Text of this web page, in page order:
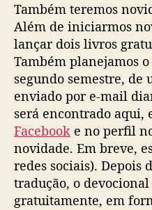
Também teremos
Além de iniciarmos
lançar dois livros
Também planejamos
segundo semestre, de
enviado por e-mail
será encontrado aqui,
Facebook e no perfil
novidade. Em breve,
redes sociais). Depois
tradução, o
gratuitamente, em